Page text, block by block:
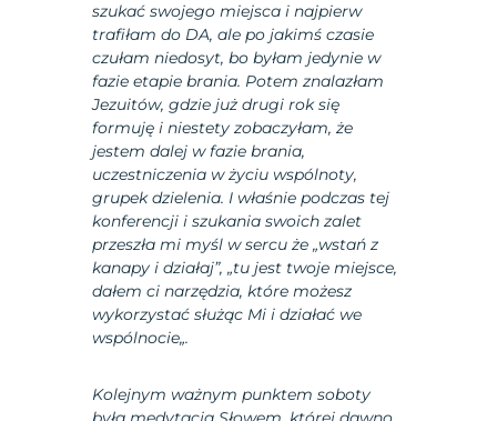
szukać swojego miejsca i najpierw
trafiłam do DA, ale po jakimś czasie
czułam niedosyt, bo byłam jedynie w
fazie etapie brania. Potem znalazłam
Jezuitów, gdzie już drugi rok się
formuję i niestety zobaczyłam, że
jestem dalej w fazie brania,
uczestniczenia w życiu wspólnoty,
grupek dzielenia. I właśnie podczas tej
konferencji i szukania swoich zalet
przeszła mi myśl w sercu że „wstań z
kanapy i działaj”, „tu jest twoje miejsce,
dałem ci narzędzia, które możesz
wykorzystać służąc Mi i działać we
wspólnocie„.
Kolejnym ważnym punktem soboty